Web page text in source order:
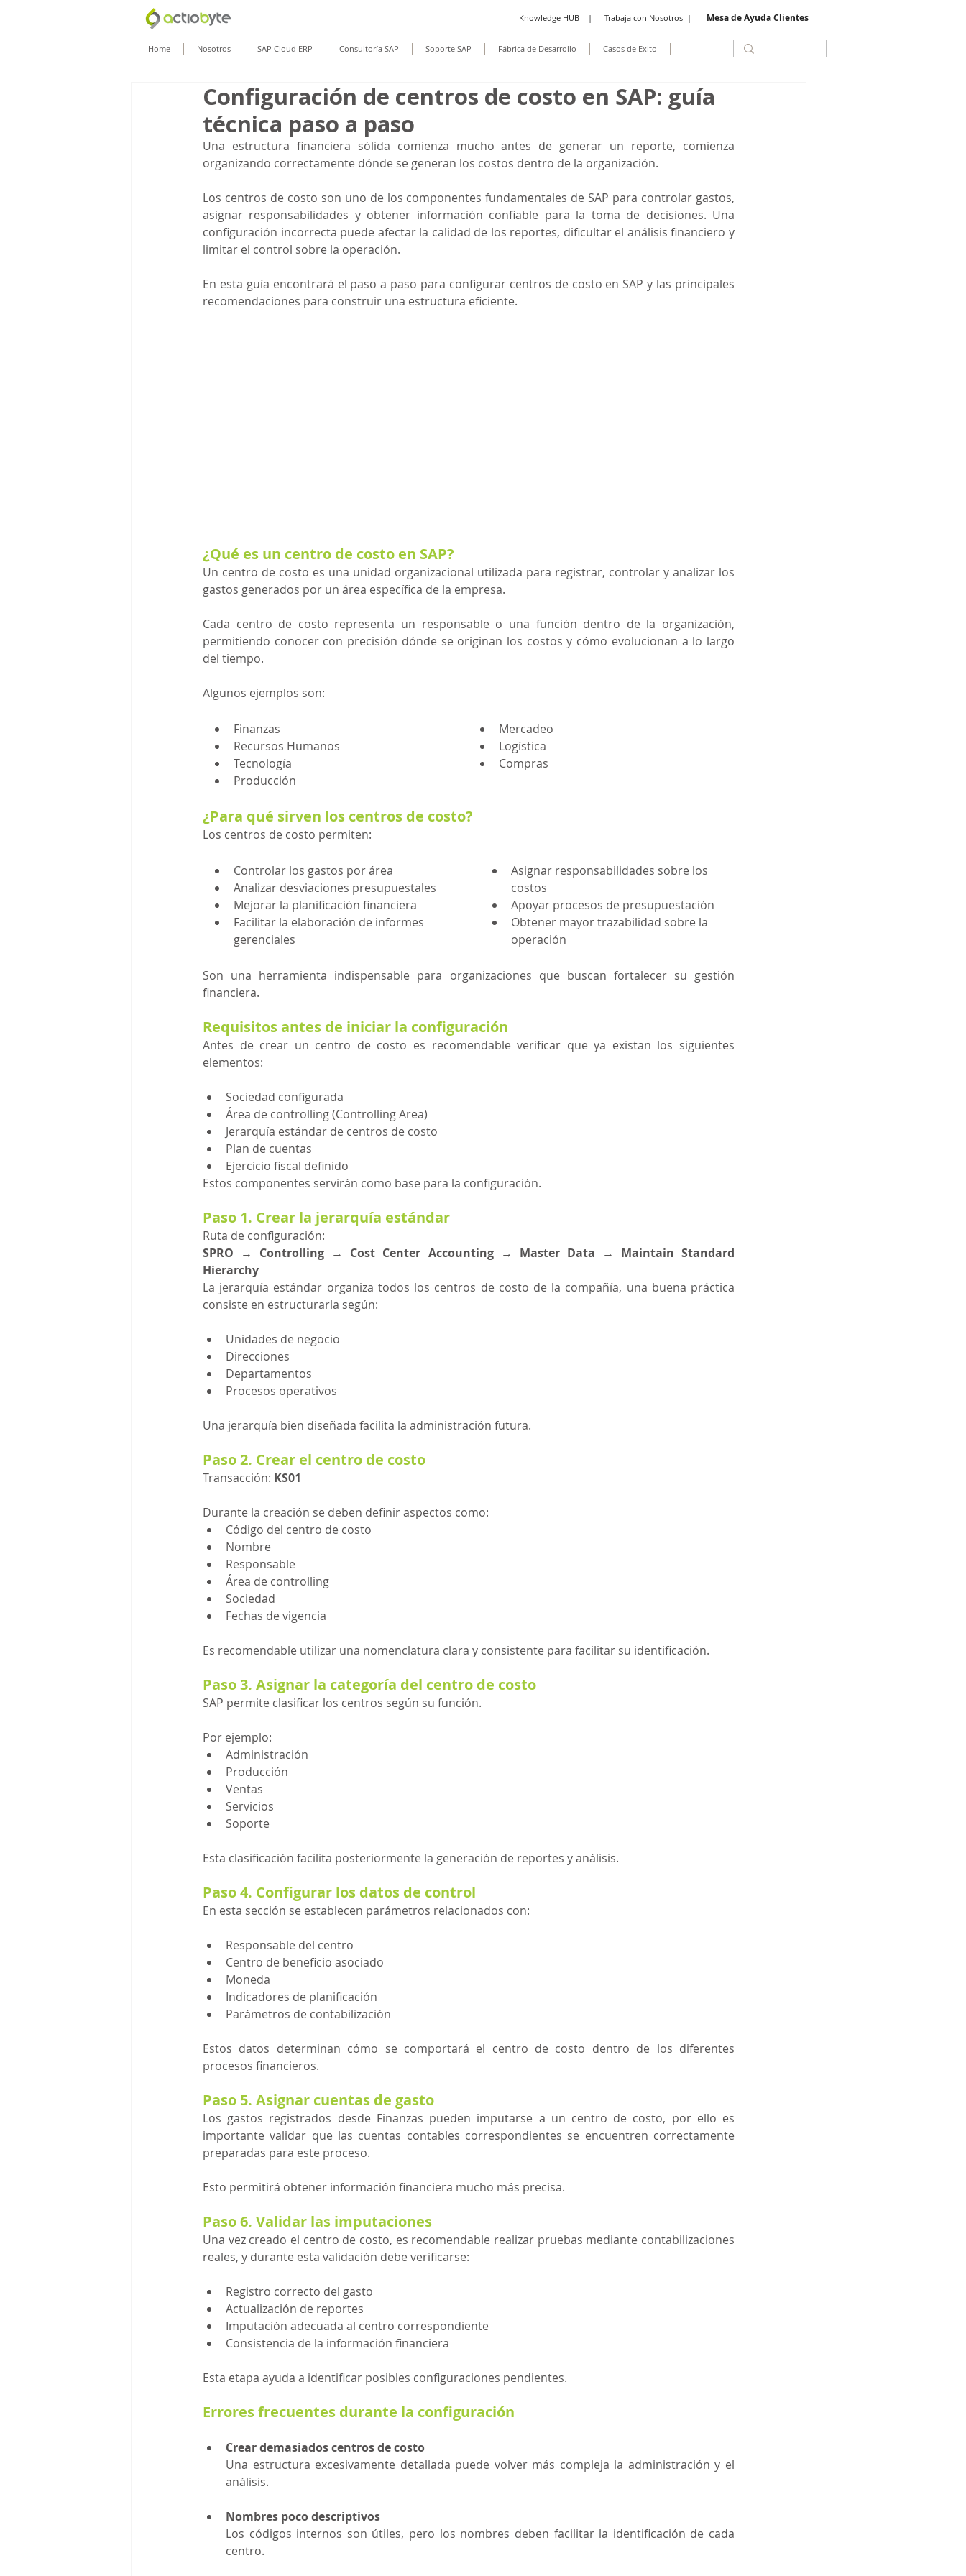
Knowledge HUB | Trabaja con Nosotros | Mesa de Ayuda Clientes
Home Nosotros SAP Cloud ERP Consultoría SAP Soporte SAP Fábrica de Desarrollo Casos de Exito
Configuración de centros de costo en SAP: guía
técnica paso a paso
Una estructura financiera sólida comienza mucho antes de generar un reporte, comienza
organizando correctamente dónde se generan los costos dentro de la organización.
Los centros de costo son uno de los componentes fundamentales de SAP para controlar gastos,
asignar responsabilidades y obtener información confiable para la toma de decisiones. Una
configuración incorrecta puede afectar la calidad de los reportes, dificultar el análisis financiero y
limitar el control sobre la operación.
En esta guía encontrará el paso a paso para configurar centros de costo en SAP y las principales
recomendaciones para construir una estructura eficiente.
¿Qué es un centro de costo en SAP?
Un centro de costo es una unidad organizacional utilizada para registrar, controlar y analizar los
gastos generados por un área específica de la empresa.
Cada centro de costo representa un responsable o una función dentro de la organización,
permitiendo conocer con precisión dónde se originan los costos y cómo evolucionan a lo largo
del tiempo.
Algunos ejemplos son:
Finanzas
Recursos Humanos
Tecnología
Producción
Mercadeo
Logística
Compras
¿Para qué sirven los centros de costo?
Los centros de costo permiten:
Controlar los gastos por área
Analizar desviaciones presupuestales
Mejorar la planificación financiera
Facilitar la elaboración de informes
gerenciales
Asignar responsabilidades sobre los
costos
Apoyar procesos de presupuestación
Obtener mayor trazabilidad sobre la
operación
Son una herramienta indispensable para organizaciones que buscan fortalecer su gestión
financiera.
Requisitos antes de iniciar la configuración
Antes de crear un centro de costo es recomendable verificar que ya existan los siguientes
elementos:
Sociedad configurada
Área de controlling (Controlling Area)
Jerarquía estándar de centros de costo
Plan de cuentas
Ejercicio fiscal definido
Estos componentes servirán como base para la configuración.
Paso 1. Crear la jerarquía estándar
Ruta de configuración:
SPRO → Controlling → Cost Center Accounting → Master Data → Maintain Standard
Hierarchy
La jerarquía estándar organiza todos los centros de costo de la compañía, una buena práctica
consiste en estructurarla según:
Unidades de negocio
Direcciones
Departamentos
Procesos operativos
Una jerarquía bien diseñada facilita la administración futura.
Paso 2. Crear el centro de costo
Transacción: KS01
Durante la creación se deben definir aspectos como:
Código del centro de costo
Nombre
Responsable
Área de controlling
Sociedad
Fechas de vigencia
Es recomendable utilizar una nomenclatura clara y consistente para facilitar su identificación.
Paso 3. Asignar la categoría del centro de costo
SAP permite clasificar los centros según su función.
Por ejemplo:
Administración
Producción
Ventas
Servicios
Soporte
Esta clasificación facilita posteriormente la generación de reportes y análisis.
Paso 4. Configurar los datos de control
En esta sección se establecen parámetros relacionados con:
Responsable del centro
Centro de beneficio asociado
Moneda
Indicadores de planificación
Parámetros de contabilización
Estos datos determinan cómo se comportará el centro de costo dentro de los diferentes
procesos financieros.
Paso 5. Asignar cuentas de gasto
Los gastos registrados desde Finanzas pueden imputarse a un centro de costo, por ello es
importante validar que las cuentas contables correspondientes se encuentren correctamente
preparadas para este proceso.
Esto permitirá obtener información financiera mucho más precisa.
Paso 6. Validar las imputaciones
Una vez creado el centro de costo, es recomendable realizar pruebas mediante contabilizaciones
reales, y durante esta validación debe verificarse:
Registro correcto del gasto
Actualización de reportes
Imputación adecuada al centro correspondiente
Consistencia de la información financiera
Esta etapa ayuda a identificar posibles configuraciones pendientes.
Errores frecuentes durante la configuración
Crear demasiados centros de costo
Una estructura excesivamente detallada puede volver más compleja la administración y el
análisis.
Nombres poco descriptivos
Los códigos internos son útiles, pero los nombres deben facilitar la identificación de cada
centro.